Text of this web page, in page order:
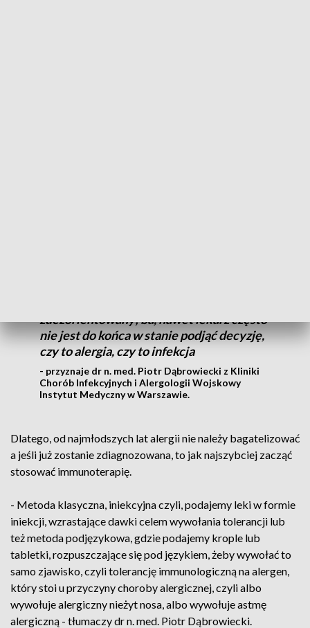
zdezorientowany; ba, nawet lekarz często
nie jest do końca w stanie podjąć decyzję,
czy to alergia, czy to infekcja
- przyznaje dr n. med. Piotr Dąbrowiecki z Kliniki
Chorób Infekcyjnych i Alergologii Wojskowy
Instytut Medyczny w Warszawie.
Dlatego, od najmłodszych lat alergii nie należy bagatelizować
a jeśli już zostanie zdiagnozowana, to jak najszybciej zacząć
stosować immunoterapię.
- Metoda klasyczna, iniekcyjna czyli, podajemy leki w formie
iniekcji, wzrastające dawki celem wywołania tolerancji lub
też metoda podjęzykowa, gdzie podajemy krople lub
tabletki, rozpuszczające się pod językiem, żeby wywołać to
samo zjawisko, czyli tolerancję immunologiczną na alergen,
który stoi u przyczyny choroby alergicznej, czyli albo
wywołuje alergiczny nieżyt nosa, albo wywołuje astmę
alergiczną - tłumaczy dr n. med. Piotr Dąbrowiecki.